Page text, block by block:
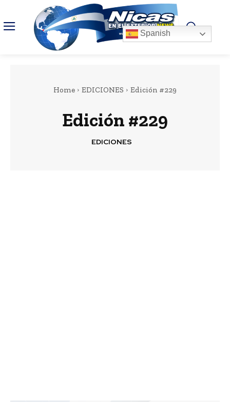
Home EDICIONES Edición #229
Edición #229
EDICIONES
Spanish